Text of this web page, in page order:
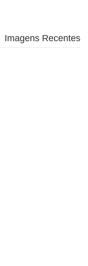
Imagens Recentes